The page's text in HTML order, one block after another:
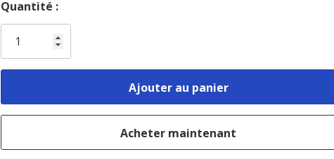
Dépêchez-
vous!
plus
Quantité :